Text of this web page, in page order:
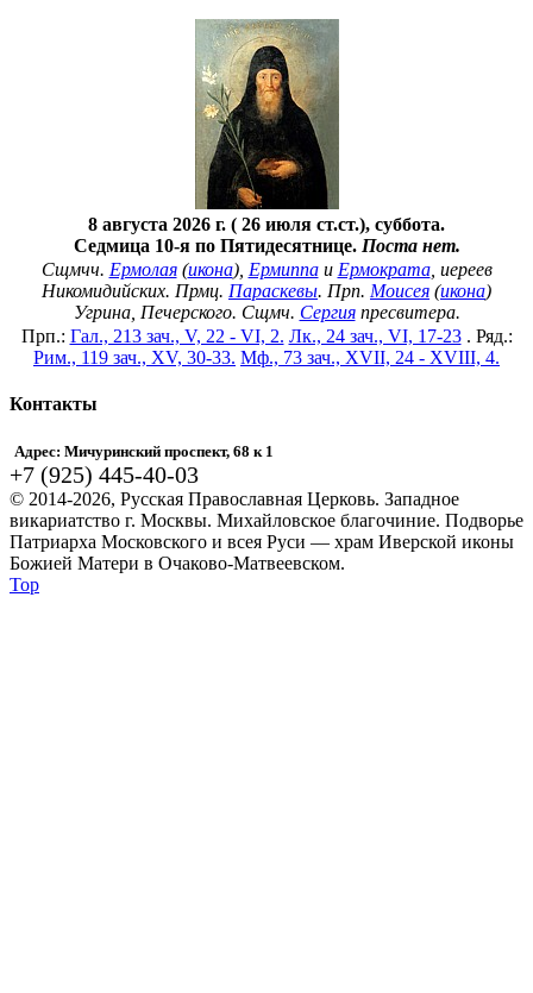
8 августа 2026 г. ( 26 июля ст.ст.), суббота.
Седмица 10-я по Пятидесятнице. Поста нет.
Сщмчч. Ермолая(икона), Ермиппаи Ермократа, иереев
Никомидийских. Прмц. Параскевы. Прп. Моисея (икона)
Угрина, Печерского. Сщмч. Сергияпресвитера.
Прп.: Гал., 213 зач., V, 22 - VI, 2. Лк., 24 зач., VI, 17-23 . Ряд.:
Рим., 119 зач., XV, 30-33. Мф., 73 зач., XVII, 24 - XVIII, 4.
Контакты
Адрес: Мичуринский проспект, 68 к 1
+7 (925) 445-40-03
© 2014-2026, Русская Православная Церковь. Западное
викариатство г. Москвы. Михайловское благочиние. Подворье
Патриарха Московского и всея Руси — храм Иверской иконы
Божией Матери в Очаково-Матвеевском.
Top